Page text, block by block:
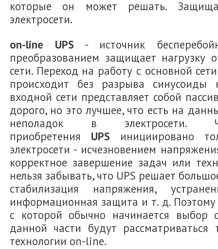
которые он может решать.
электросети.
on-line UPS - источник
преобразованием защищает нагрузку
сети. Переход на работу с основной
происходит без разрыва
входной сети представляет собой
дорого, но это лучшее, что есть на
неполадок в электросети.
приобретения UPS инициировано
электросети - исчезновением
корректное завершение задач или
нельзя забывать, что UPS решает
стабилизация напряжения,
информационная защита и т. д.
с которой обычно начинается выбор
данной части будут рассматриваться
технологии on-line.